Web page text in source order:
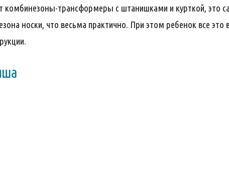
комбинезоны-трансформеры с штанишками и курткой, это
носки, что весьма практично. При этом ребенок все